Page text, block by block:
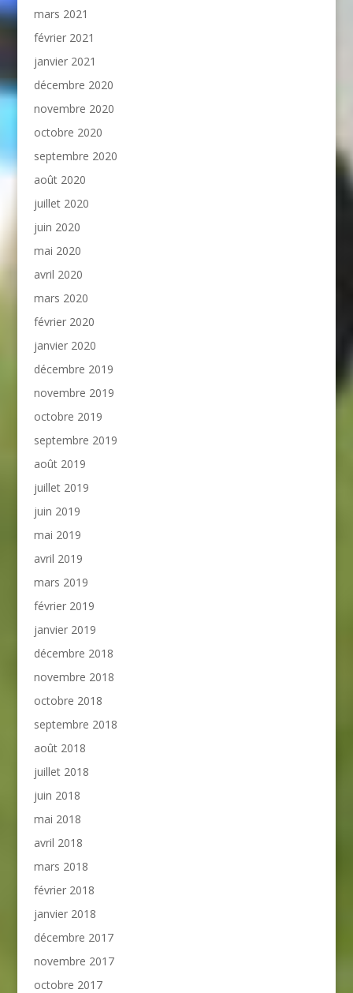
mars 2021
février 2021
janvier 2021
décembre 2020
novembre 2020
octobre 2020
septembre 2020
août 2020
juillet 2020
juin 2020
mai 2020
avril 2020
mars 2020
février 2020
janvier 2020
décembre 2019
novembre 2019
octobre 2019
septembre 2019
août 2019
juillet 2019
juin 2019
mai 2019
avril 2019
mars 2019
février 2019
janvier 2019
décembre 2018
novembre 2018
octobre 2018
septembre 2018
août 2018
juillet 2018
juin 2018
mai 2018
avril 2018
mars 2018
février 2018
janvier 2018
décembre 2017
novembre 2017
octobre 2017